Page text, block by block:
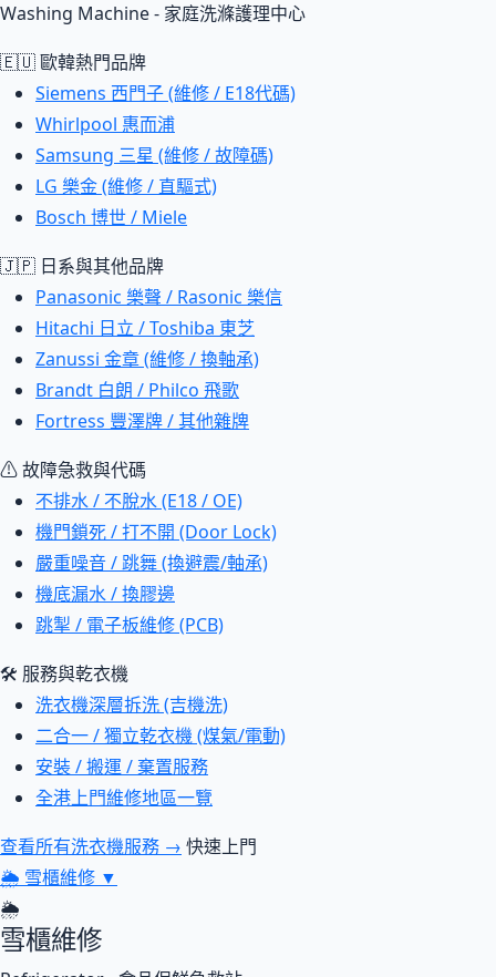
Washing Machine - 家庭洗滌護理中心
🇪🇺 歐韓熱門品牌
Siemens 西門子 (維修 / E18代碼)
Whirlpool 惠而浦
Samsung 三星 (維修 / 故障碼)
LG 樂金 (維修 / 直驅式)
Bosch 博世 / Miele
🇯🇵 日系與其他品牌
Panasonic 樂聲 / Rasonic 樂信
Hitachi 日立 / Toshiba 東芝
Zanussi 金章 (維修 / 換軸承)
Brandt 白朗 / Philco 飛歌
Fortress 豐澤牌 / 其他雜牌
⚠ 故障急救與代碼
不排水 / 不脫水 (E18 / OE)
機門鎖死 / 打不開 (Door Lock)
嚴重噪音 / 跳舞 (換避震/軸承)
機底漏水 / 換膠邊
跳掣 / 電子板維修 (PCB)
🛠 服務與乾衣機
洗衣機深層拆洗 (吉機洗)
二合一 / 獨立乾衣機 (煤氣/電動)
安裝 / 搬運 / 棄置服務
全港上門維修地區一覽
查看所有洗衣機服務 → 快速上門
🌦 雪櫃維修 ▼
🌦
雪櫃維修